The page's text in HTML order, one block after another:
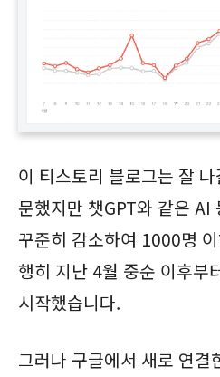
이 티스토리 블로그는 잘
문했지만 챗GPT와 같은 AI
꾸준히 감소하여 1000명
행히 지난 4월 중순 이후부
시작했습니다.
그러나 구글에서 새로 연결